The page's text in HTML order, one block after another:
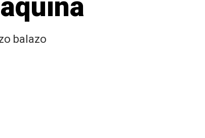
balazo